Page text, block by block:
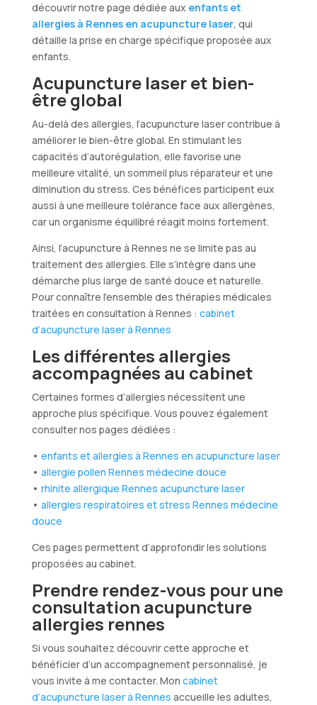
découvrir notre page dédiée aux enfants et
allergies à Rennes en acupuncture laser, qui
détaille la prise en charge spécifique proposée aux
enfants.
Acupuncture laser et bien-
être global
Au-delà des allergies, l’acupuncture laser contribue à
améliorer le bien-être global. En stimulant les
capacités d’autorégulation, elle favorise une
meilleure vitalité, un sommeil plus réparateur et une
diminution du stress. Ces bénéfices participent eux
aussi à une meilleure tolérance face aux allergènes,
car un organisme équilibré réagit moins fortement.
Ainsi, l’acupuncture à Rennes ne se limite pas au
traitement des allergies. Elle s’intègre dans une
démarche plus large de santé douce et naturelle.
Pour connaître l’ensemble des thérapies médicales
traitées en consultation à Rennes : cabinet
d’acupuncture laser à Rennes
Les différentes allergies
accompagnées au cabinet
Certaines formes d’allergies nécessitent une
approche plus spécifique. Vous pouvez également
consulter nos pages dédiées :
• enfants et allergies à Rennes en acupuncture laser
• allergie pollen Rennes médecine douce
• rhinite allergique Rennes acupuncture laser
• allergies respiratoires et stress Rennes médecine
douce
Ces pages permettent d’approfondir les solutions
proposées au cabinet.
Prendre rendez-vous pour une
consultation acupuncture
allergies rennes
Si vous souhaitez découvrir cette approche et
bénéficier d’un accompagnement personnalisé, je
vous invite à me contacter. Mon cabinet
d’acupuncture laser à Rennes accueille les adultes,